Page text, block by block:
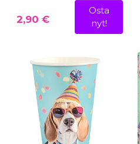
2,90 €
Osta
nyt!